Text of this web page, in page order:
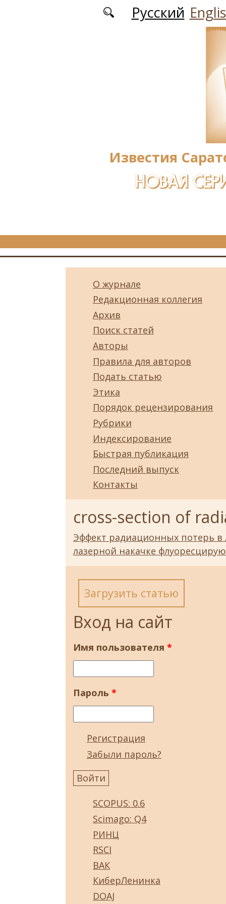
Перейти к основному содержаниюРусский
Известия
НОВАЯ
О журнале
Редакционная коллегия
Архив
Поиск статей
Авторы
Правила для авторов
Подать статью
Этика
Порядок рецензирования
Рубрики
Индексирование
Быстрая публикация
Последний выпуск
Контакты
cross-section of
Эффект радиационных потерь
лазерной накачке
Загрузить статью
Вход на сайт
Имя пользователя *
Пароль *
Регистрация
Забыли пароль?
SCOPUS: 0.6
Scimago: Q4
РИНЦ
RSCI
ВАК
КиберЛенинка
DOAJ